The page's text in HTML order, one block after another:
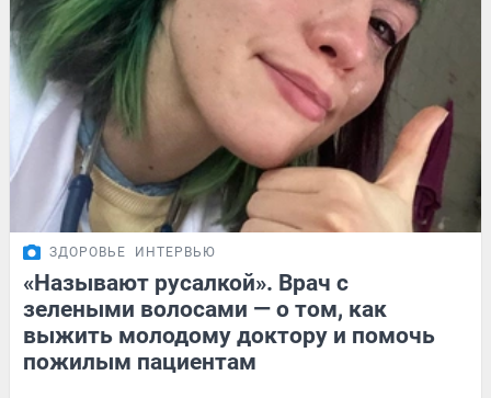
ЗДОРОВЬЕ ИНТЕРВЬЮ
«Называют русалкой». Врач с
зелеными волосами — о том, как
выжить молодому доктору и помочь
пожилым пациентам